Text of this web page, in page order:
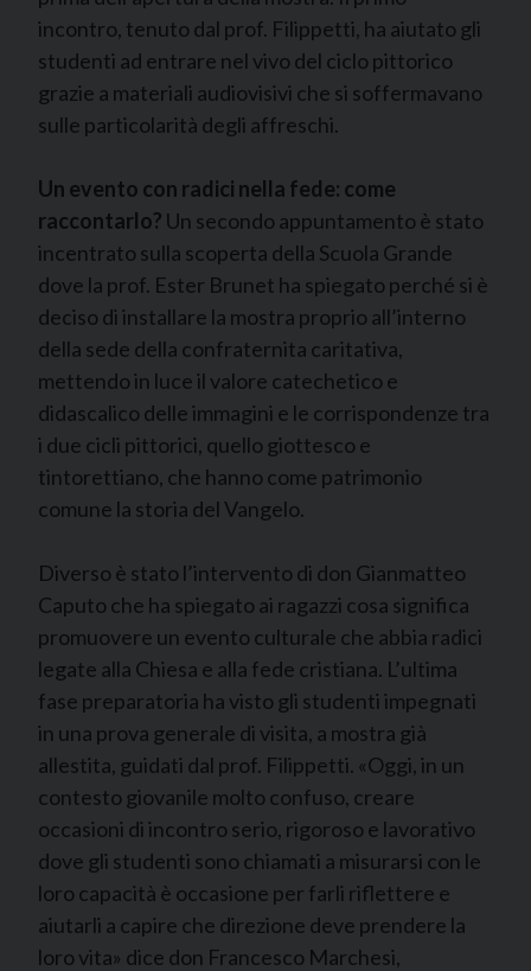
incontro, tenuto dal prof. Filippetti, ha aiutato gli
studenti ad entrare nel vivo del ciclo pittorico
grazie a materiali audiovisivi che si soffermavano
sulle particolarità degli affreschi.
Un evento con radici nella fede: come
raccontarlo? Un secondo appuntamento è stato
incentrato sulla scoperta della Scuola Grande
dove la prof. Ester Brunet ha spiegato perché si è
deciso di installare la mostra proprio all’interno
della sede della confraternita caritativa,
mettendo in luce il valore catechetico e
didascalico delle immagini e le corrispondenze tra
i due cicli pittorici, quello giottesco e
tintorettiano, che hanno come patrimonio
comune la storia del Vangelo.
Diverso è stato l’intervento di don Gianmatteo
Caputo che ha spiegato ai ragazzi cosa significa
promuovere un evento culturale che abbia radici
legate alla Chiesa e alla fede cristiana. L’ultima
fase preparatoria ha visto gli studenti impegnati
in una prova generale di visita, a mostra già
allestita, guidati dal prof. Filippetti. «Oggi, in un
contesto giovanile molto confuso, creare
occasioni di incontro serio, rigoroso e lavorativo
dove gli studenti sono chiamati a misurarsi con le
loro capacità è occasione per farli riflettere e
aiutarli a capire che direzione deve prendere la
loro vita» dice don Francesco Marchesi,